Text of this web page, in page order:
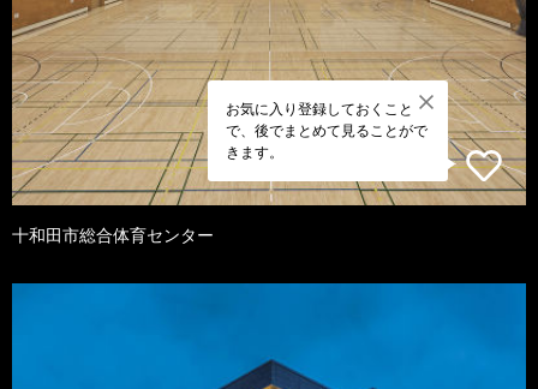
お気に入り登録しておくこと
で、後でまとめて見ることがで
きます。
十和田市総合体育センター